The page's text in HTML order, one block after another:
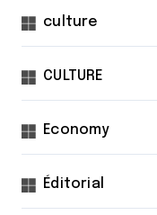
culture
CULTURE
Economy
Éditorial